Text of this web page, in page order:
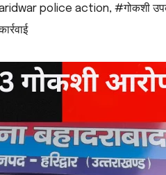
police action, #गोकशी